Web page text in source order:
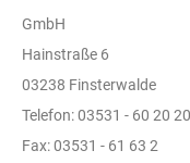
GmbH
Hainstraße 6
03238 Finsterwalde
Telefon: 03531 - 60 20 20
Fax: 03531 - 61 63 2